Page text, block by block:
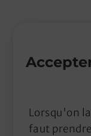
Lorsqu'on
faut